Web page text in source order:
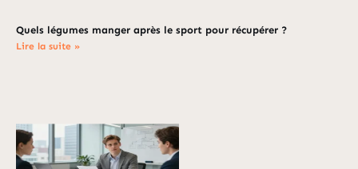
Quels légumes manger après le sport pour récupérer ?
Lire la suite »